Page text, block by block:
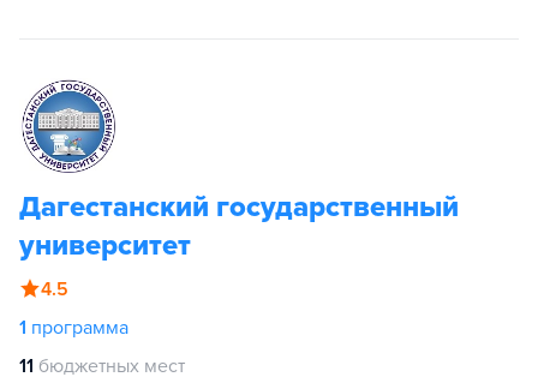
Дагестанский государственный
университет
4.5
1 программа
11 бюджетных мест